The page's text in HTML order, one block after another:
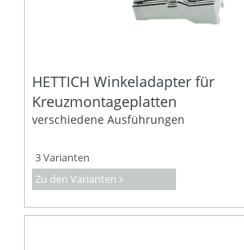
HETTICH Winkeladapter für
Kreuzmontageplatten
verschiedene Ausführungen
3 Varianten
Zu den Varianten